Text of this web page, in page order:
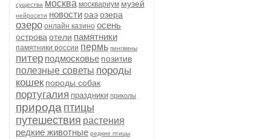
существа москва москвариум музей
нейросети новостиоаэозера
озеро онлайн казино осень
острова отели памятники
памятники россии пермь пингвины
питер подмосковье позитив
полезные советы породы
кошек породы собак
португалия праздники приколы
природа птицы
путешествия растения
редкие животные редкие птицы